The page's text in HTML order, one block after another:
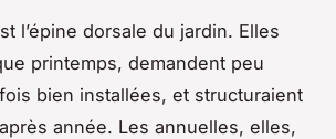
l’épine dorsale du jardin. Elles
printemps, demandent peu
bien installées, et structuraient
année. Les annuelles, elles,